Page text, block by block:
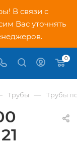
В связи с
Вас уточнять
0
Трубы — Трубы